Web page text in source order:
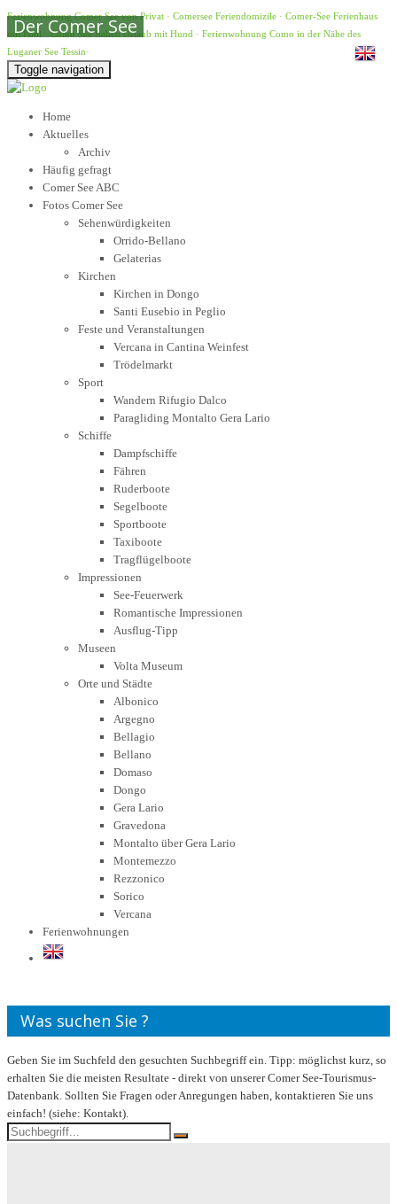
Ferienwohnung Comer See von Privat · Comersee Feriendomizile · Comer-See Ferienhaus
mit Pool ·Como See Italien Urlaub mit Hund · Ferienwohnung Como in der Nähe des
Luganer See Tessin·
Toggle navigation
Home
Aktuelles
Archiv
Häufig gefragt
Comer See ABC
Fotos Comer See
Sehenwürdigkeiten
Orrido-Bellano
Gelaterias
Kirchen
Kirchen in Dongo
Santi Eusebio in Peglio
Feste und Veranstaltungen
Vercana in Cantina Weinfest
Trödelmarkt
Sport
Wandern Rifugio Dalco
Paragliding Montalto Gera Lario
Schiffe
Dampfschiffe
Fähren
Ruderboote
Segelboote
Sportboote
Taxiboote
Tragflügelboote
Impressionen
See-Feuerwerk
Romantische Impressionen
Ausflug-Tipp
Museen
Volta Museum
Orte und Städte
Albonico
Argegno
Bellagio
Bellano
Domaso
Dongo
Gera Lario
Gravedona
Montalto über Gera Lario
Montemezzo
Rezzonico
Sorico
Vercana
Ferienwohnungen
Was suchen Sie ?
Geben Sie im Suchfeld den gesuchten Suchbegriff ein. Tipp: möglichst kurz, so
erhalten Sie die meisten Resultate - direkt von unserer Comer See-Tourismus-
Datenbank. Sollten Sie Fragen oder Anregungen haben, kontaktieren Sie uns
einfach! (siehe: Kontakt).
Der Comer See